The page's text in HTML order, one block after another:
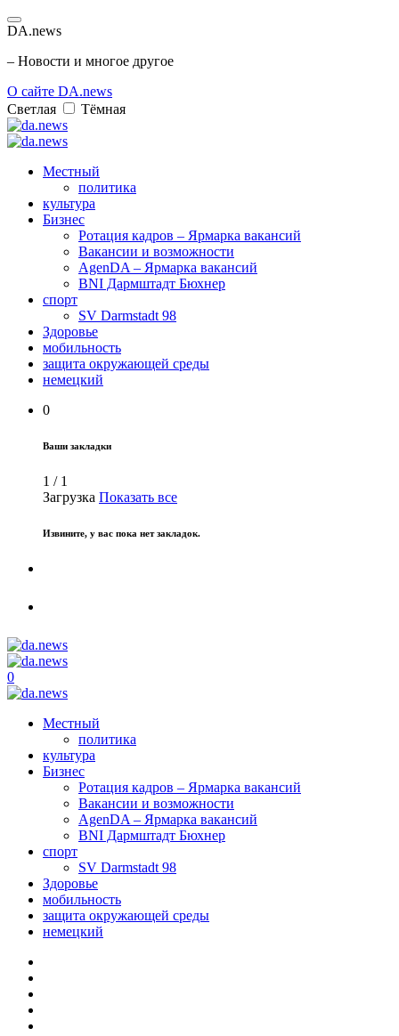
DA.news
– Новости и многое другое
О сайте DA.news
Светлая
Тёмная
Местный
политика
культура
Бизнес
Ротация кадров – Ярмарка вакансий
Вакансии и возможности
AgenDA – Ярмарка вакансий
BNI Дармштадт Бюхнер
спорт
SV Darmstadt 98
Здоровье
мобильность
защита окружающей среды
немецкий
0
Ваши закладки
1 / 1
Загрузка Показать все
Извините, у вас пока нет закладок.
0
Местный
политика
культура
Бизнес
Ротация кадров – Ярмарка вакансий
Вакансии и возможности
AgenDA – Ярмарка вакансий
BNI Дармштадт Бюхнер
спорт
SV Darmstadt 98
Здоровье
мобильность
защита окружающей среды
немецкий